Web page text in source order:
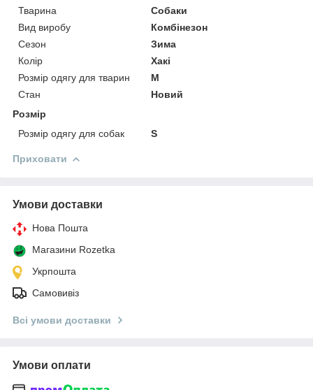
Тварина
Собаки
Вид виробу
Комбінезон
Сезон
Зима
Колір
Хакі
Розмір одягу для тварин
M
Стан
Новий
Розмір
Розмір одягу для собак
S
Приховати
Умови доставки
Нова Пошта
Магазини Rozetka
Укрпошта
Самовивіз
Всі умови доставки
Умови оплати